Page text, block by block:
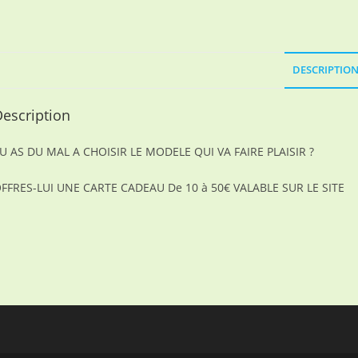
DESCRIPTION
AS DU MAL A CHOISIR LE MODELE QUI VA FAIRE PLAISIR ?
LUI UNE CARTE CADEAU De 10 à 50€ VALABLE SUR LE SITE